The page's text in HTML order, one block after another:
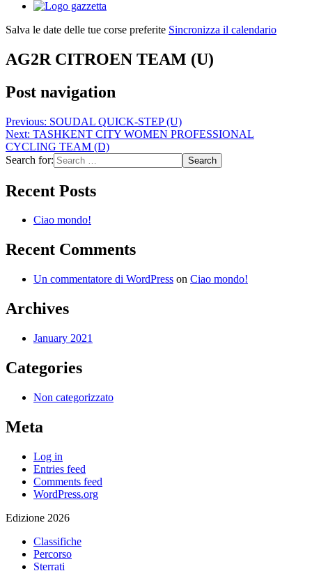
Salva le date delle tue corse preferite Sincronizza il calendario
AG2R CITROEN TEAM (U)
Post navigation
Previous: SOUDAL QUICK-STEP (U)
Next: TASHKENT CITY WOMEN PROFESSIONAL
CYCLING TEAM (D)
Search for:
Recent Posts
Ciao mondo!
Recent Comments
Un commentatore di WordPress on Ciao mondo!
Archives
January 2021
Categories
Non categorizzato
Meta
Log in
Entries feed
Comments feed
WordPress.org
Edizione 2026
Classifiche
Percorso
Sterrati